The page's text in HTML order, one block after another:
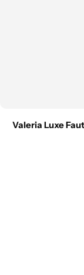
Valeria Luxe